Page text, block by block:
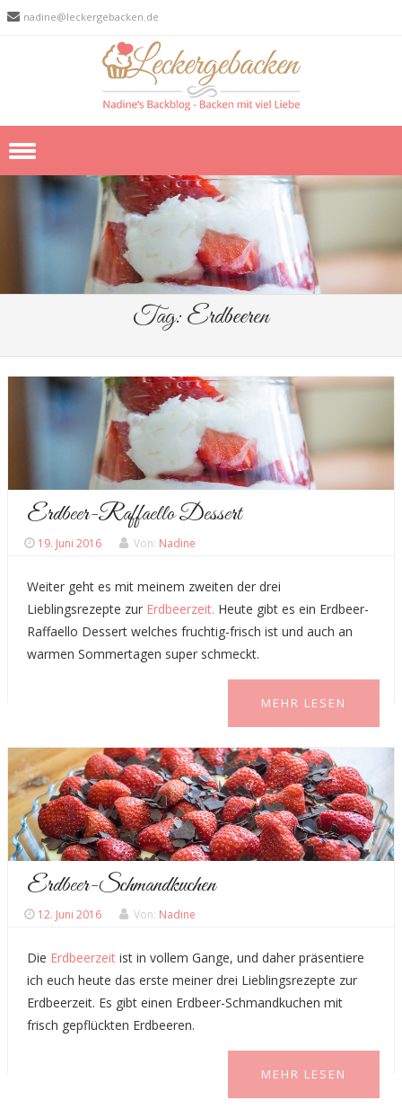
nadine@leckergebacken.de
Skip to content
Tag: Erdbeeren
Erdbeer-Raffaello Dessert
19. Juni 2016 Von: Nadine
Weiter geht es mit meinem zweiten der drei
Lieblingsrezepte zur Erdbeerzeit. Heute gibt es ein Erdbeer-
Raffaello Dessert welches fruchtig-frisch ist und auch an
warmen Sommertagen super schmeckt.
MEHR LESEN
Erdbeer-Schmandkuchen
12. Juni 2016 Von: Nadine
Die Erdbeerzeit ist in vollem Gange, und daher präsentiere
ich euch heute das erste meiner drei Lieblingsrezepte zur
Erdbeerzeit. Es gibt einen Erdbeer-Schmandkuchen mit
frisch gepflückten Erdbeeren.
MEHR LESEN